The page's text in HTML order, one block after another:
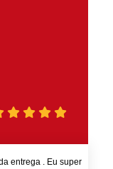
entrega . Eu super